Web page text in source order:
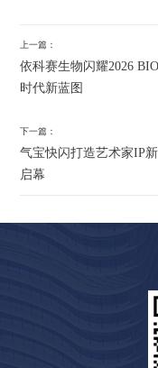
上一篇：
依科赛生物闪耀2026
时代新蓝图
下一篇：
气宝快闪打造艺术家IP
启幕